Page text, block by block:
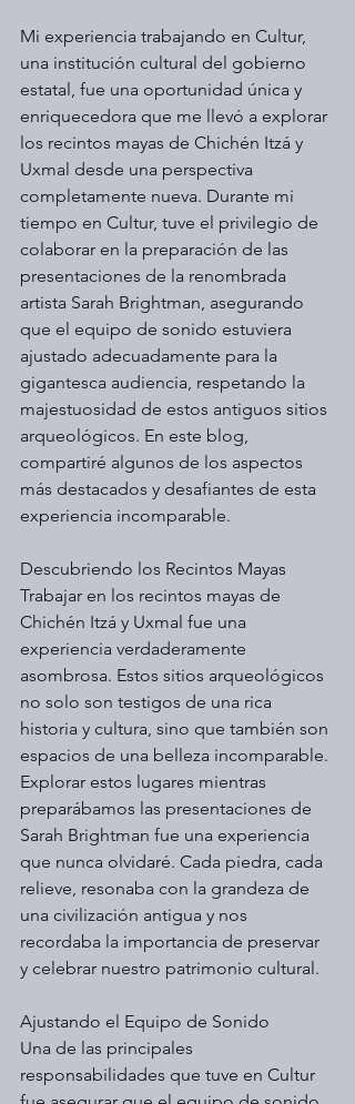
Mi experiencia trabajando en Cultur,
una institución cultural del gobierno
estatal, fue una oportunidad única y
enriquecedora que me llevó a explorar
los recintos mayas de Chichén Itzá y
Uxmal desde una perspectiva
completamente nueva. Durante mi
tiempo en Cultur, tuve el privilegio de
colaborar en la preparación de las
presentaciones de la renombrada
artista Sarah Brightman, asegurando
que el equipo de sonido estuviera
ajustado adecuadamente para la
gigantesca audiencia, respetando la
majestuosidad de estos antiguos sitios
arqueológicos. En este blog,
compartiré algunos de los aspectos
más destacados y desafiantes de esta
experiencia incomparable.
Descubriendo los Recintos Mayas
Trabajar en los recintos mayas de
Chichén Itzá y Uxmal fue una
experiencia verdaderamente
asombrosa. Estos sitios arqueológicos
no solo son testigos de una rica
historia y cultura, sino que también son
espacios de una belleza incomparable.
Explorar estos lugares mientras
preparábamos las presentaciones de
Sarah Brightman fue una experiencia
que nunca olvidaré. Cada piedra, cada
relieve, resonaba con la grandeza de
una civilización antigua y nos
recordaba la importancia de preservar
y celebrar nuestro patrimonio cultural.
Ajustando el Equipo de Sonido
Una de las principales
responsabilidades que tuve en Cultur